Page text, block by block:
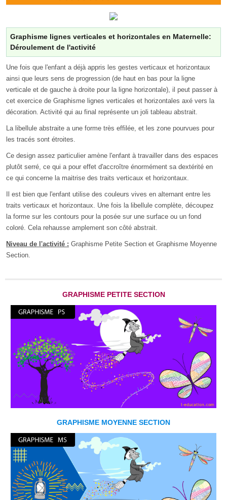
Graphisme lignes verticales et horizontales en Maternelle:
Déroulement de l'activité
Une fois que l'enfant a déjà appris les gestes verticaux et horizontaux
ainsi que leurs sens de progression (de haut en bas pour la ligne
verticale et de gauche à droite pour la ligne horizontale), il peut passer à
cet exercice de Graphisme lignes verticales et horizontales axé vers la
décoration. Activité qui au final représente un joli tableau abstrait.
La libellule abstraite a une forme très effilée, et les zone pourvues pour
les tracés sont étroites.
Ce design assez particulier amène l'enfant à travailler dans des espaces
plutôt serré, ce qui a pour effet d'accroître énormément sa dextérité en
ce qui concerne la maitrise des traits verticaux et horizontaux.
Il est bien que l'enfant utilise des couleurs vives en alternant entre les
traits verticaux et horizontaux. Une fois la libellule complète, découpez
la forme sur les contours pour la posée sur une surface ou un fond
coloré. Cela rehausse amplement son côté abstrait.
Niveau de l'activité : Graphisme Petite Section et Graphisme Moyenne
Section.
GRAPHISME PETITE SECTION
GRAPHISME MOYENNE SECTION